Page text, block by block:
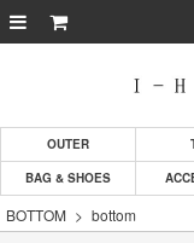
OUTER
BAG & SHOES
BOTTOM bottom